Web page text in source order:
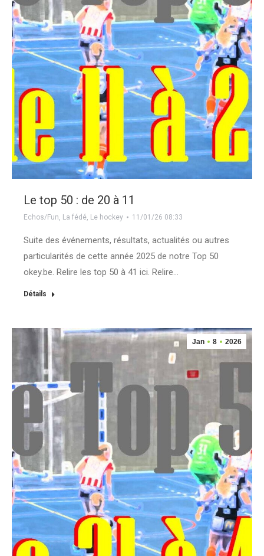
Le top 50 : de 20 à 11
Echos/Fun, La fédé, Le hockey 11/01/26 08:33
Suite des événements, résultats, actualités ou autres
particularités de cette année 2025 de notre Top 50
okey.be. Relire les top 50 à 41 ici. Relire…
Détails
Jan 8 2026